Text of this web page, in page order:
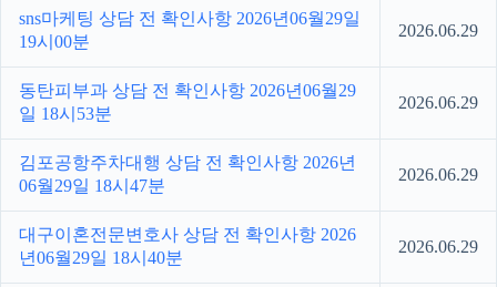
sns마케팅 상담 전 확인사항 2026년06월29일
19시00분
2026.06.29
동탄피부과 상담 전 확인사항 2026년06월29
일 18시53분
2026.06.29
김포공항주차대행 상담 전 확인사항 2026년
06월29일 18시47분
2026.06.29
대구이혼전문변호사 상담 전 확인사항 2026
년06월29일 18시40분
2026.06.29